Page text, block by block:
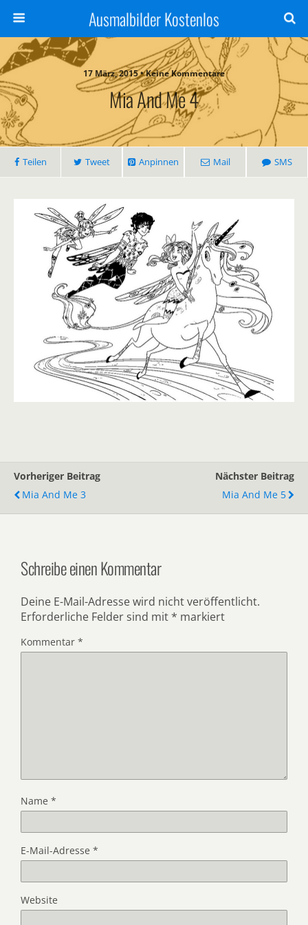
Ausmalbilder Kostenlos
17 März, 2015 • Keine Kommentare
Mia And Me 4
Teilen Tweet Anpinnen Mail SMS
Vorheriger Beitrag
Mia And Me 3
Nächster Beitrag
Mia And Me 5
Schreibe einen Kommentar
Deine E-Mail-Adresse wird nicht veröffentlicht.
Erforderliche Felder sind mit * markiert
Kommentar *
Name *
E-Mail-Adresse *
Website